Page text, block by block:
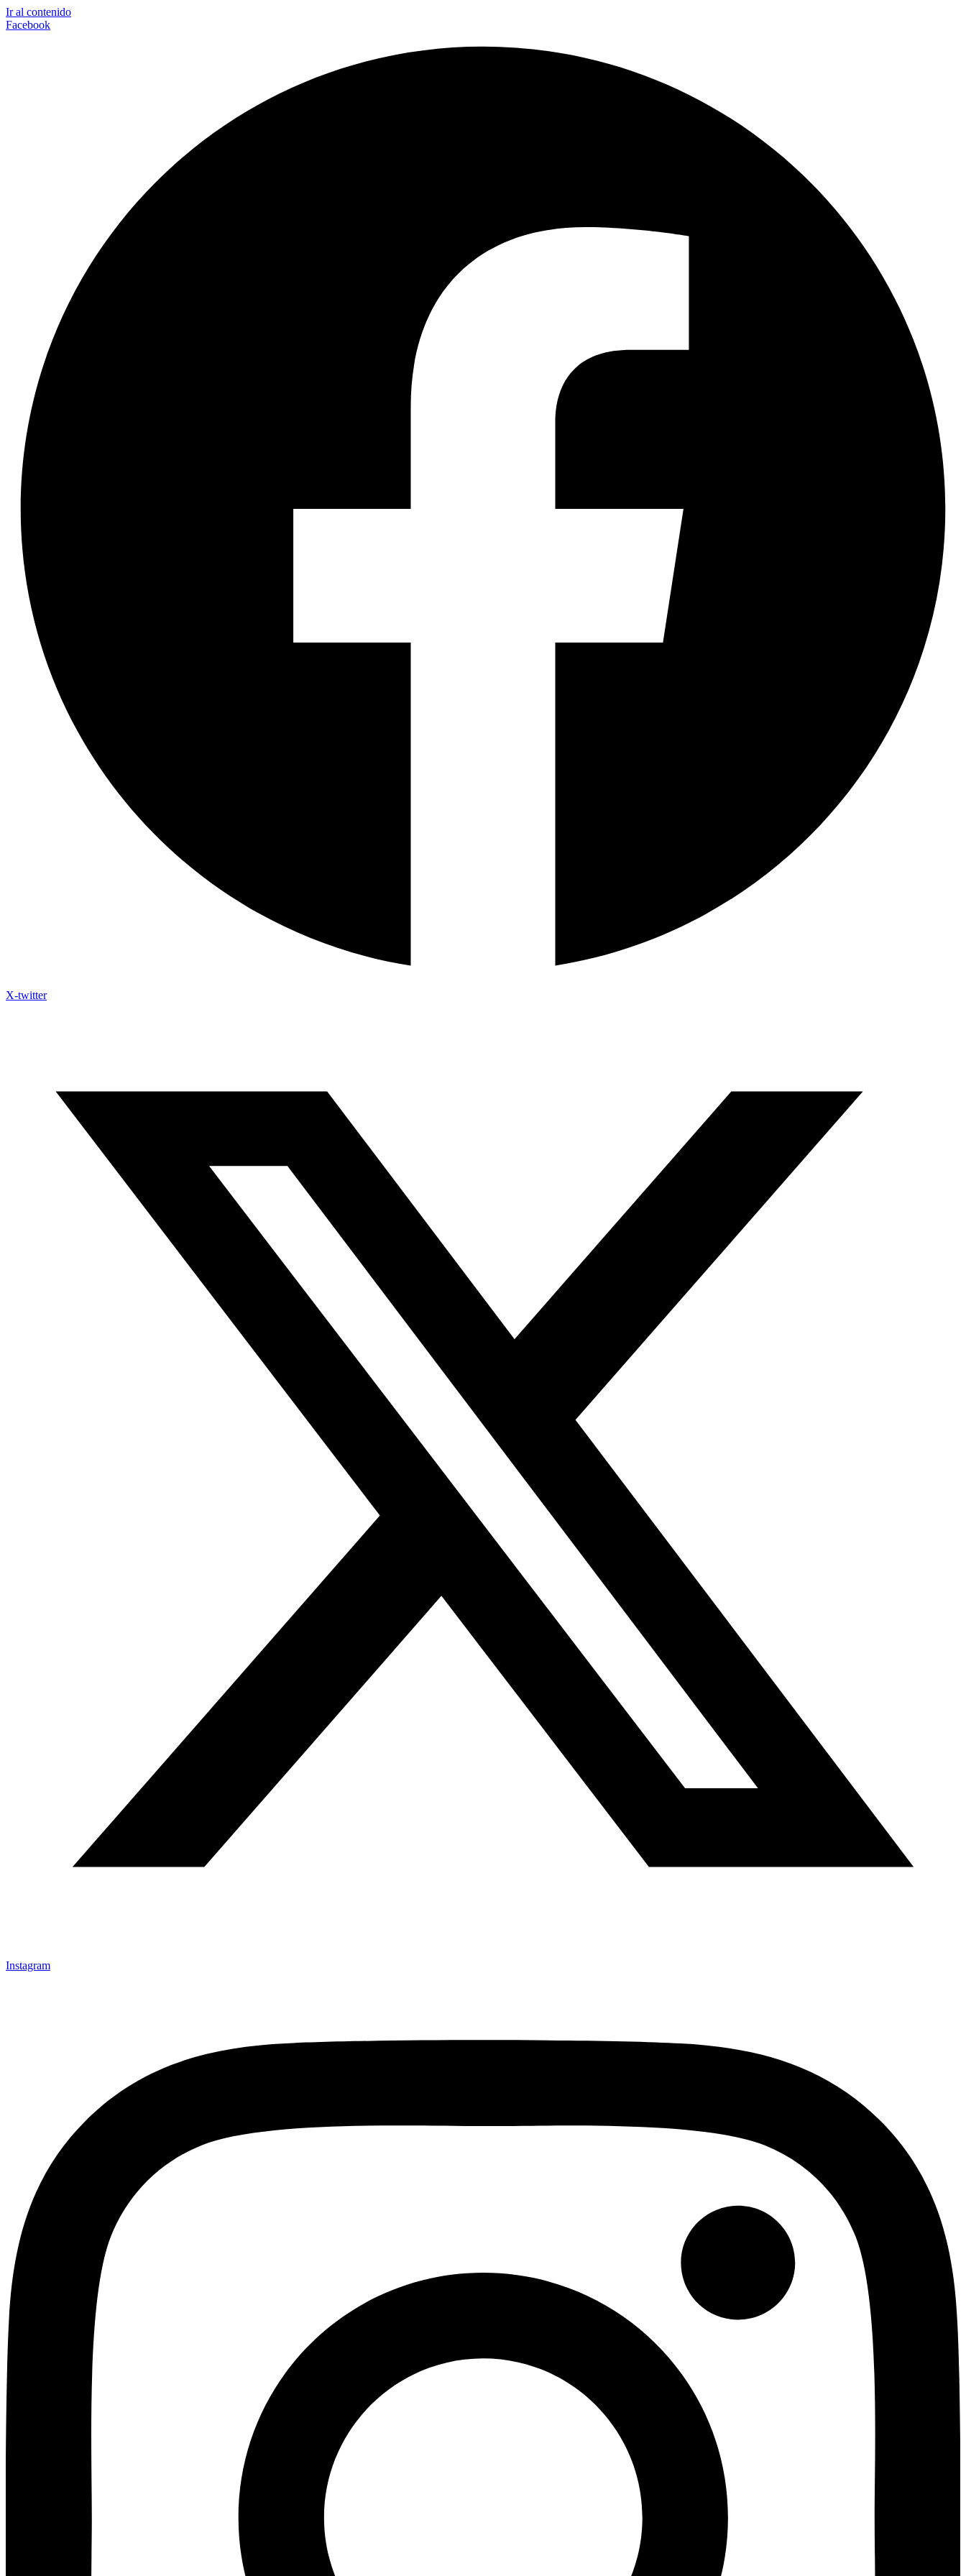
Ir al contenido
Facebook
X-twitter
Instagram